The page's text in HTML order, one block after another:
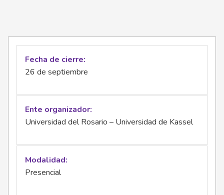
Fecha de cierre
26 de septiembre
Ente organizador
Universidad del Rosario – Universidad de Kassel
Modalidad
Presencial